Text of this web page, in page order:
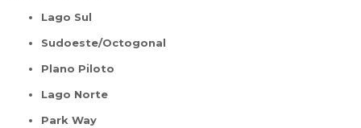
Lago Sul
Sudoeste/Octogonal
Plano Piloto
Lago Norte
Park Way